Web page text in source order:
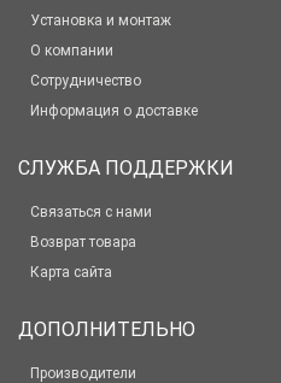
Установка и монтаж
О компании
Сотрудничество
Информация о доставке
СЛУЖБА ПОДДЕРЖКИ
Связаться с нами
Возврат товара
Карта сайта
ДОПОЛНИТЕЛЬНО
Производители